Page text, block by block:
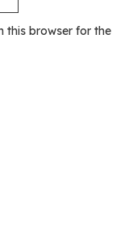
this browser for the